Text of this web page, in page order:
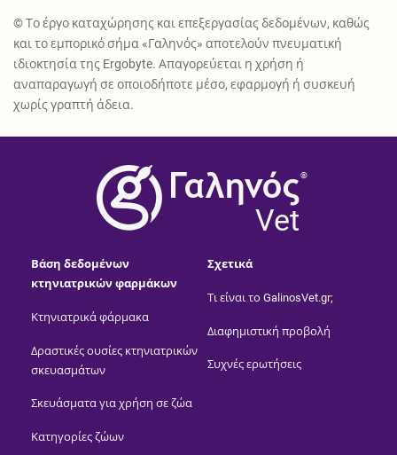
© Το έργο καταχώρησης και επεξεργασίας δεδομένων, καθώς
και το εμπορικό σήμα «Γαληνός» αποτελούν πνευματική
ιδιοκτησία της Ergobyte. Απαγορεύεται η χρήση ή
αναπαραγωγή σε οποιοδήποτε μέσο, εφαρμογή ή συσκευή
χωρίς γραπτή άδεια.
®
Vet
Βάση δεδομένων
κτηνιατρικών φαρμάκων
Κτηνιατρικά φάρμακα
Δραστικές ουσίες κτηνιατρικών
σκευασμάτων
Σκευάσματα για χρήση σε ζώα
Κατηγορίες ζώων
Σχετικά
Τι είναι το GalinosVet.gr;
Διαφημιστική προβολή
Συχνές ερωτήσεις